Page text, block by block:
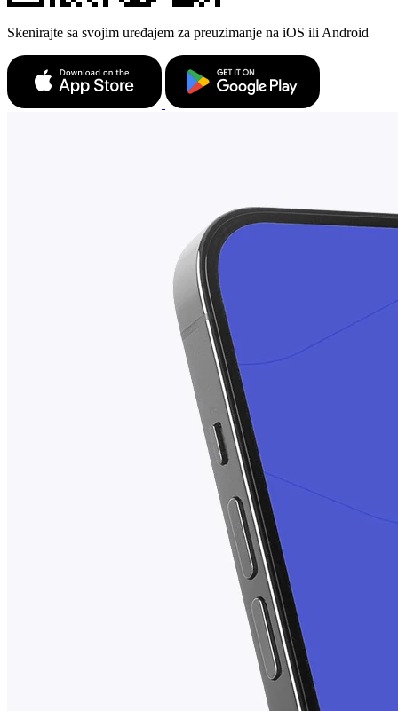
Skenirajte sa svojim uređajem za preuzimanje na iOS ili Android